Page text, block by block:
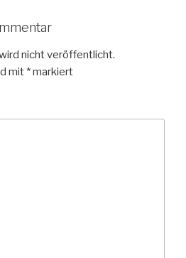
nicht veröffentlicht.
mit *markiert